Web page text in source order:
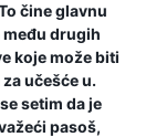
čine glavnu
drugih
koje može biti
učešće u.
setim da je
pasoš,